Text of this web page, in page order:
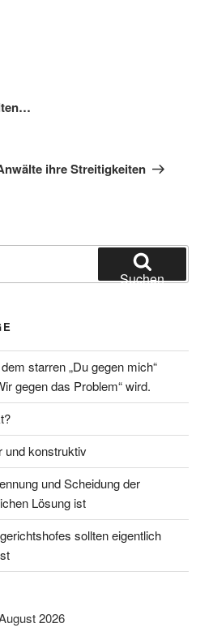
ihre Streitigkeiten
Suchen
starren „Du gegen mich“
gegen das Problem“ wird.
und konstruktiv
und Scheidung der
Lösung ist
sollten eigentlich
2026